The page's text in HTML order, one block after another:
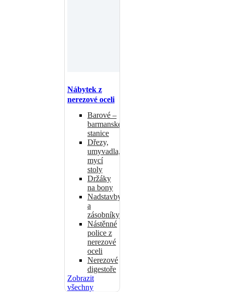
Nábytek z
nerezové oceli
Barové –
barmanské
stanice
Dřezy,
umyvadla,
mycí
stoly
Držáky
na bony
Nadstavby
a
zásobníky
Nástěnné
police z
nerezové
oceli
Nerezové
digestoře
Zobrazit
všechny